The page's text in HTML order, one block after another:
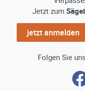
Jetzt zum
jetzt anmelden
Folgen Sie